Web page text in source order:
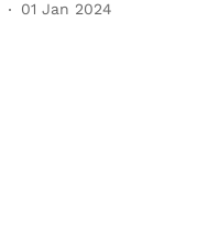
01 Jan 2024